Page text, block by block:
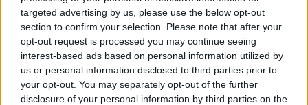
targeted advertising by us, please use the below opt-out
section to confirm your selection. Please note that after your
opt-out request is processed you may continue seeing
interest-based ads based on personal information utilized by
us or personal information disclosed to third parties prior to
your opt-out. You may separately opt-out of the further
disclosure of your personal information by third parties on the